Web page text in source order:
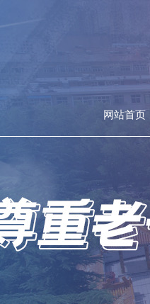
网站首页